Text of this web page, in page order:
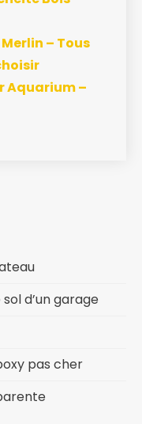
Merlin – Tous
Aquarium –
d’un garage
pas cher